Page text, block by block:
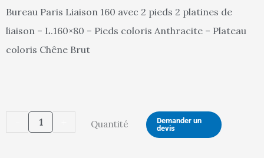
Bureau Paris Liaison 160 avec 2 pieds 2 platines de
liaison – L.160×80 – Pieds coloris Anthracite – Plateau
coloris Chêne Brut
quantité
de
Quantité
Demander un
devis